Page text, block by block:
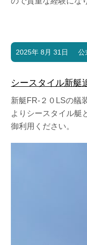
2025年 8月 31日 公
シースタイル新艇
新艇FR-２０LSの艤
よりシースタイル艇
御利用ください。